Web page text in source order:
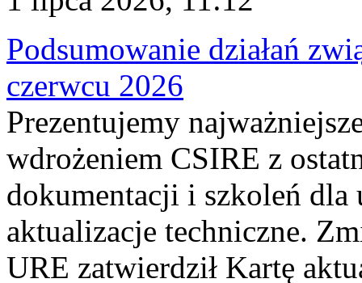
Podsumowanie działań
czerwcu 2026
Prezentujemy
wdrożeniem CSIRE z
dokumentacji i szkoleń
aktualizacje techniczne.
URE zatwierdził Kartę